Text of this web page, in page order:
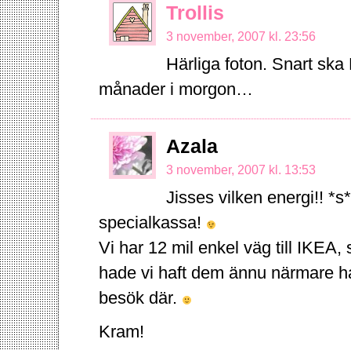
Trollis
3 november, 2007 kl. 23:56
Härliga foton. Snart
månader i morgon…
Azala
3 november, 2007 kl. 13:53
Jisses vilken energi!!
specialkassa!
Vi har 12 mil enkel väg till IKEA,
hade vi haft dem ännu närmare
besök där.
Kram!